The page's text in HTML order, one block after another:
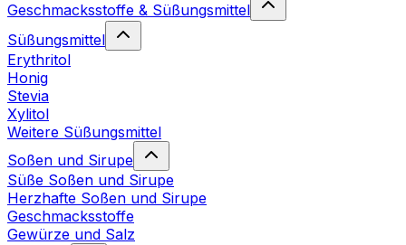
Geschmacksstoffe & Süßungsmittel
Süßungsmittel
Erythritol
Honig
Stevia
Xylitol
Weitere Süßungsmittel
Soßen und Sirupe
Süße Soßen und Sirupe
Herzhafte Soßen und Sirupe
Geschmacksstoffe
Gewürze und Salz